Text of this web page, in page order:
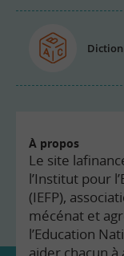
À propos
Le site
l’Institut pour
(IEFP),
mécénat et
l’Education